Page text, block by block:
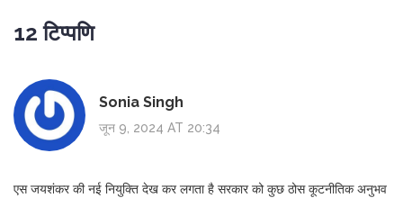
12 टिप्पणि
Sonia Singh
जून 9, 2024 AT 20:34
एस जयशंकर की नई नियुक्ति देख कर लगता है सरकार को कुछ ठोस कूटनीतिक अनुभव